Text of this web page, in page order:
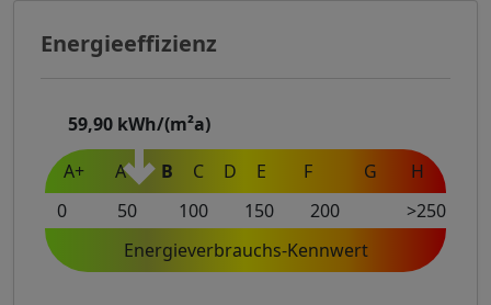
Energieeffizienz
A+ A B C D E F G H
59,90 kWh/(m²a)
0 50 100 150 200
>250
Energieverbrauchs-Kennwert